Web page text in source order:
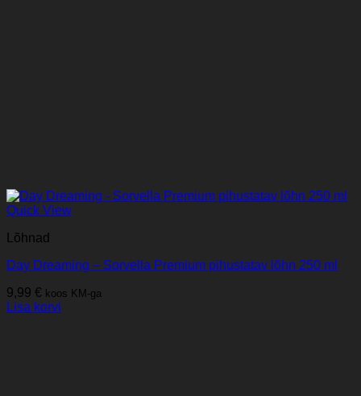
Quick View
Lõhnad
Day Dreaming – Sorvella Premium pihustatav lõhn 250 ml
9,99 € koos KM-ga
Lisa korvi